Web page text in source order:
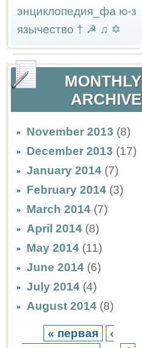
энциклопедия_фа ю-з
язычество † ☭ ♫ ✡
MONTHLY
ARCHIVE
November 2013 (8)
December 2013 (17)
January 2014 (7)
February 2014 (3)
March 2014 (7)
April 2014 (8)
May 2014 (11)
June 2014 (6)
July 2014 (4)
August 2014 (8)
« первая
‹